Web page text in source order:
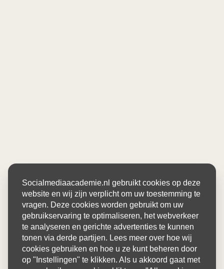
Socialmediaacademie.nl gebruikt cookies op deze
website en wij zijn verplicht om uw toestemming te
vragen. Deze cookies worden gebruikt om uw
gebruikservaring te optimaliseren, het webverkeer
te analyseren en gerichte advertenties te kunnen
tonen via derde partijen. Lees meer over hoe wij
cookies gebruiken en hoe u ze kunt beheren door
op "Instellingen" te klikken. Als u akkoord gaat met